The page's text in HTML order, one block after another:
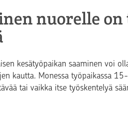
nuorelle on
kesätyöpaikan saaminen voi
kautta. Monessa työpaikassa
tai vaikka itse työskentelyä